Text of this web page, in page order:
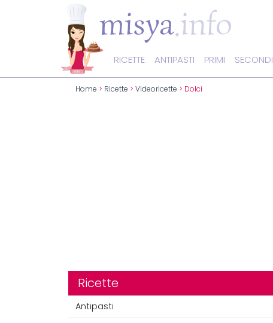
RICETTE ANTIPASTI PRIMI SECONDI
Home > Ricette > Videoricette > Dolci
Ricette
Antipasti